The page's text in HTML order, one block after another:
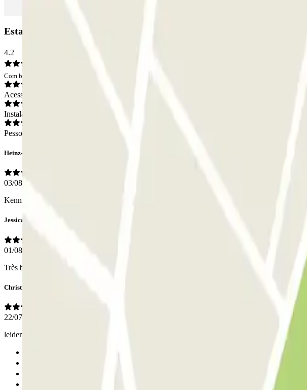
Estacionamento Q-Park Nieuwendijk: Opiniões
4.2
Com base em 184 opiniões
Acesso
Instalações
Pessoal
Heinz-Dieter
03/08/2026
Kennzeichenerkennung hat leider nicht funktioniert.
Jessica
01/08/2026
Très bon parking avec un emplacement parfait dans le centre d'Amsterdam. Un peu plus
Christian
22/07/2026
leider nur 1 Punkt bei Einrichtungen da die Parkflächen nach Urin riechen, es ist kein WC